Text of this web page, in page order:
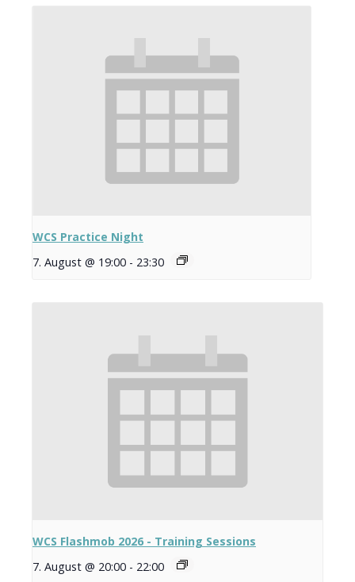
WCS Practice Night
7. August @ 19:00 - 23:30
WCS Flashmob 2026 - Training Sessions
7. August @ 20:00 - 22:00